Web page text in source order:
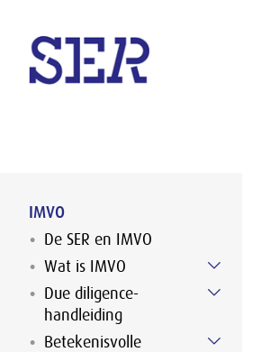
IMVO
De SER en IMVO
Wat is IMVO
Due diligence-
handleiding
Betekenisvolle